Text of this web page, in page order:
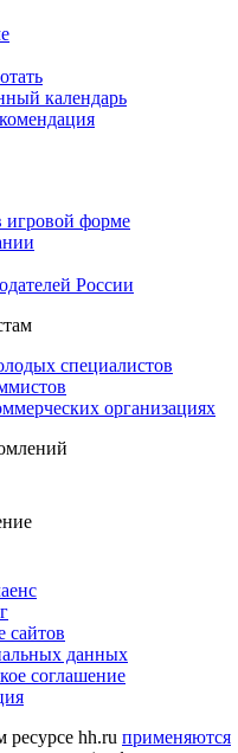
календарь
форме
России
специалистов
организациях
сайтов
данных
соглашение
hh.ru применяются